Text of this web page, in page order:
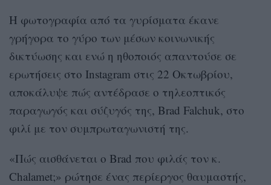
Η φωτογραφία από τα γυρίσματα έκανε
γρήγορα το γύρο των μέσων κοινωνικής
δικτύωσης και ενώ η ηθοποιός απαντούσε σε
ερωτήσεις στο Instagram στις 22 Οκτωβρίου,
αποκάλυψε πώς αντέδρασε ο τηλεοπτικός
παραγωγός και σύζυγός της, Brad Falchuk, στο
φιλί με τον συμπρωταγωνιστή της.
«Πώς αισθάνεται ο Brad που φιλάς τον κ.
Chalamet;» ρώτησε ένας περίεργος θαυμαστής,